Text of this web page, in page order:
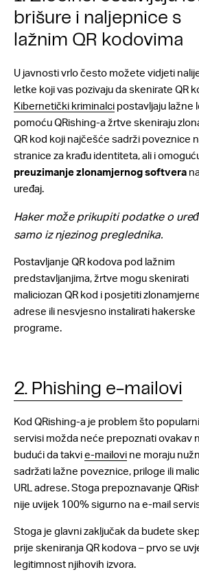
brišure i naljepnice s
lažnim QR kodovima
U javnosti vrlo često možete vidjeti
letke koji vas pozivaju da skenirate QR
Kibernetički kriminalci postavljaju lažne
pomoću QRishing-a žrtve skeniraju
QR kod koji najčešće sadrži poveznice
stranice za krađu identiteta, ali i
preuzimanje zlonamjernog softvera
uređaj.
Haker može prikupiti podatke o
samo iz njezinog preglednika.
Postavljanje QR kodova pod lažnim
predstavljanjima, žrtve mogu skenirati
maliciozan QR kod i posjetiti
adrese ili nesvjesno instalirati hakerske
programe.
2. Phishing e-mailovi
Kod QRishing-a je problem što
servisi možda neće prepoznati ovakav
budući da takvi e-mailovi ne moraju
sadržati lažne poveznice, priloge ili
URL adrese. Stoga prepoznavanje
nije uvijek 100% sigurno na e-mail
Stoga je glavni zaključak da budete
prije skeniranja QR kodova – prvo se
legitimnost njihovih izvora.